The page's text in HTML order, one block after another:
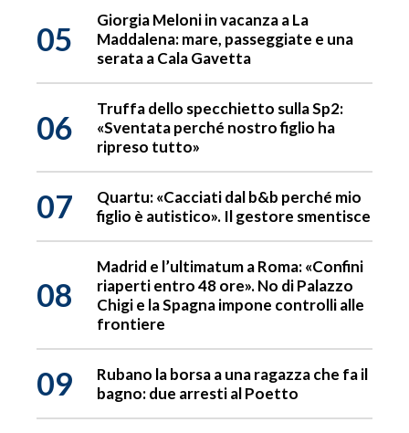
05
Giorgia Meloni in vacanza a La
Maddalena: mare, passeggiate e una
serata a Cala Gavetta
06
Truffa dello specchietto sulla Sp2:
«Sventata perché nostro figlio ha
ripreso tutto»
07
Quartu: «Cacciati dal b&b perché mio
figlio è autistico». Il gestore smentisce
08
Madrid e l’ultimatum a Roma: «Confini
riaperti entro 48 ore». No di Palazzo
Chigi e la Spagna impone controlli alle
frontiere
09
Rubano la borsa a una ragazza che fa il
bagno: due arresti al Poetto